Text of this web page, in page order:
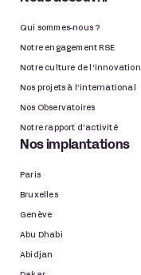
Qui sommes-nous ?
Notre engagement RSE
Notre culture de l’innovation
Nos projets à l’international
Nos Observatoires
Notre rapport d’activité
Nos implantations
Paris
Bruxelles
Genève
Abu Dhabi
Abidjan